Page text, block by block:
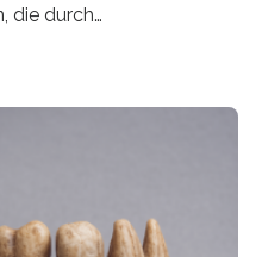
die durch
darunter? Wo
die sich durch
bahnen? Jun.-Prof. Dr.
an der
Mainz (JGU), und ihr
Lengai in Tansania